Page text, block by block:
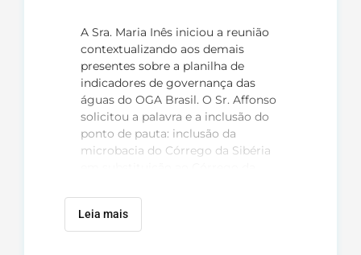
A Sra. Maria Inês iniciou a reunião
contextualizando aos demais
presentes sobre a planilha de
indicadores de governança das
águas do OGA Brasil. O Sr. Affonso
solicitou a palavra e a inclusão do
ponto de pauta: inclusão da
microbacia do Córrego da Sibéria
do Diagnóstico do PSA e previstos
na contratação, todos a favor da
inclusão do ponto de pauta.
Leia mais